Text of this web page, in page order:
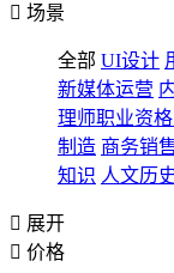
 场景
全部 UI设计
新媒体运营
理师职业资格
制造 商务销
知识 人文历
 展开
 价格